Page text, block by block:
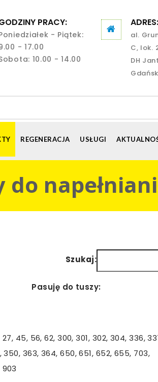
PRACY:
- Piątek:
- 17.00
10.00 - 14.00
ADRES:
al.
C, lok.
DH
Gdańsk
REGENERACJA USŁUGI
Szukaj:
Pasuję do tuszy:
Pasuję do tuszy:
27, 45, 56, 62, 300, 301, 302, 304, 336,
350, 363, 364, 650, 651, 652, 655, 703,
903